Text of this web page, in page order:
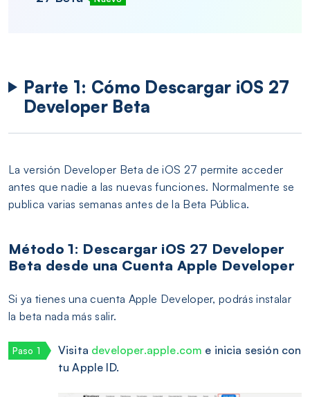
Parte 1: Cómo Descargar iOS 27
Developer Beta
La versión Developer Beta de iOS 27 permite acceder
antes que nadie a las nuevas funciones. Normalmente se
publica varias semanas antes de la Beta Pública.
Método 1: Descargar iOS 27 Developer
Beta desde una Cuenta Apple Developer
Si ya tienes una cuenta Apple Developer, podrás instalar
la beta nada más salir.
Visita developer.apple.com e inicia sesión con
tu Apple ID.